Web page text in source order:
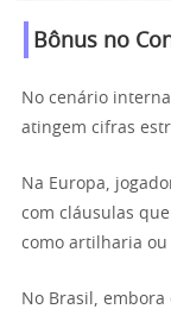
Bônus no
No cenário
atingem cifras
Na Europa,
com cláusulas
como artilharia ou
No Brasil,